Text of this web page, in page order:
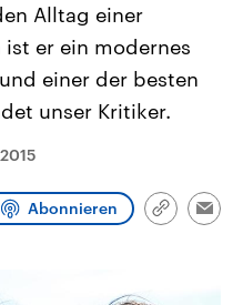
USA
Aktuelle Beiträge,
Hintergründe
Wirtschaftlich und
aktuelle Weltgeschehen.
Alltag einer
er ein modernes
einer der besten
unser Kritiker.
Abonnieren
Link